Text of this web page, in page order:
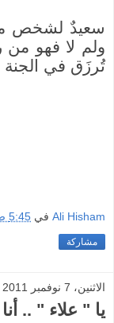
سعيدٌ لشخص
ولم لا فهو من
تُرزَق في الجنة
Ali Hisham في 5:45 ص
مشاركة
الاثنين، 7 نوفمبر 2011
يا " علاء " ..